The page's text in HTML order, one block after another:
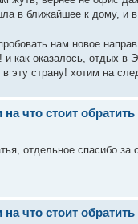
в ближайшее к дому, и
нам новое
как оказалось, отдых в
эту страну! хотим на
что стоит
отдельное спасибо
что стоит